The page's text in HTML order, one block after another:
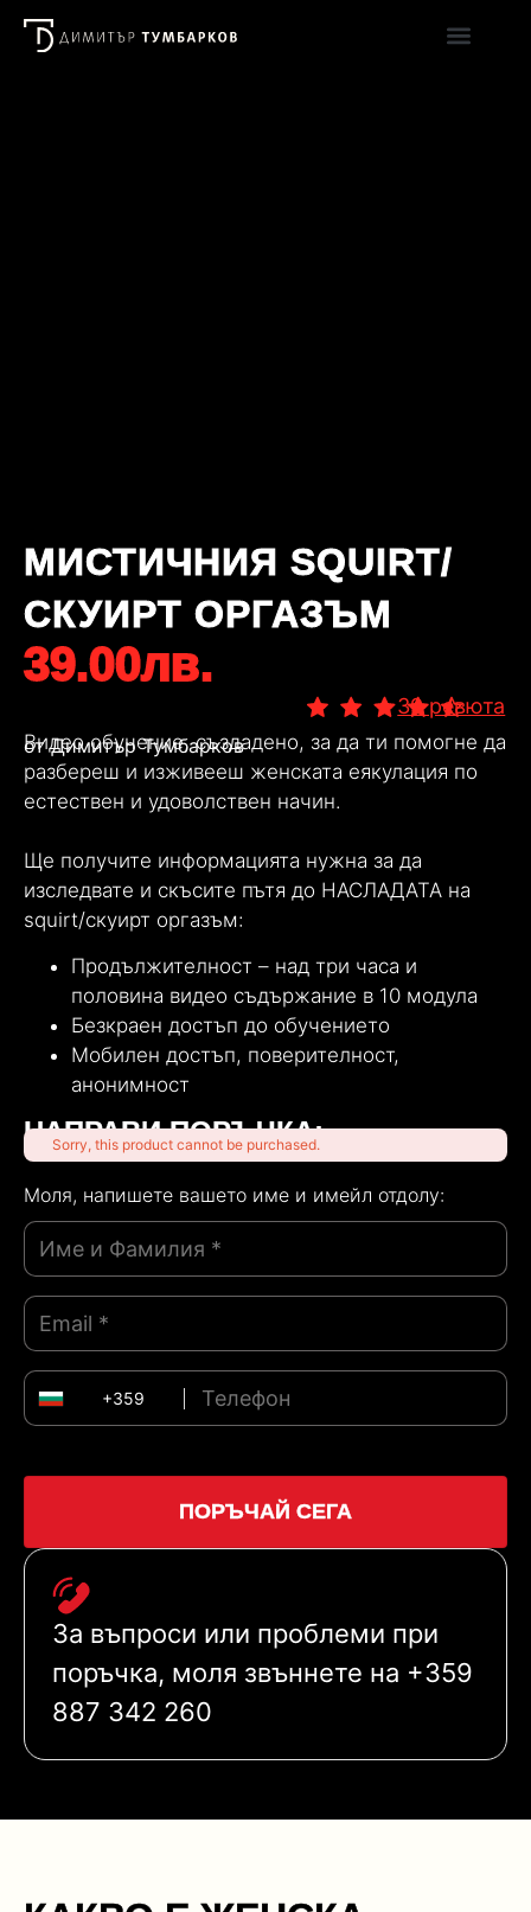
МИСТИЧНИЯ SQUIRT/
СКУИРТ ОРГАЗЪМ
от Димитър Тумбарков
39 ревюта
Видео обучение, създадено, за да ти помогне да
разбереш и изживееш женската еякулация по
естествен и удоволствен начин.
Ще получите информацията нужна за да
изследвате и скъсите пътя до НАСЛАДАТА на
squirt/скуирт оргазъм:
Продължителност – над три часа и
половина видео съдържание в 10 модула
Безкраен достъп до обучението
Мобилен достъп, поверителност,
анонимност
39.00лв.
НАПРАВИ ПОРЪЧКА:
Sorry, this product cannot be purchased.
Моля, напишете вашeтo име и имейл отдолу:
+359
ПОРЪЧАЙ СЕГА
За въпроси или проблеми при
поръчка, моля звъннете на +359
887 342 260